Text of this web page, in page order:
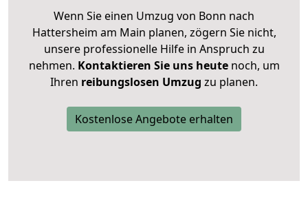
Wenn Sie einen Umzug von Bonn nach
Hattersheim am Main planen, zögern Sie nicht,
unsere professionelle Hilfe in Anspruch zu
nehmen. Kontaktieren Sie uns heutenoch, um
Ihren reibungslosen Umzug zu planen.
Kostenlose Angebote erhalten